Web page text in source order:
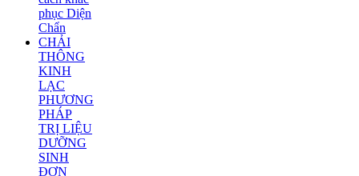
phục Diện
Chẩn
CHẢI
THÔNG
KINH
LẠC
PHƯƠNG
PHÁP
TRỊ LIỆU
DƯỠNG
SINH
ĐƠN